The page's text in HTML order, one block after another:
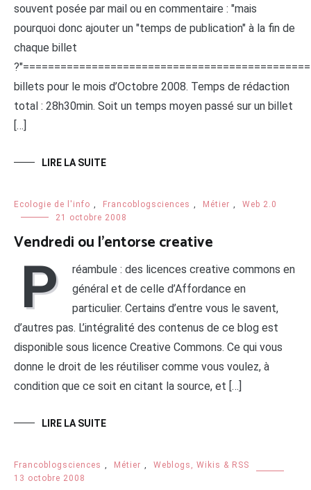
souvent posée par mail ou en commentaire : "mais
pourquoi donc ajouter un "temps de publication" à la fin de
chaque billet
billets pour le mois d’Octobre 2008. Temps de rédaction
total : 28h30min. Soit un temps moyen passé sur un billet
[…]
LIRE LA SUITE
Ecologie de l'info Francoblogsciences Métier
Web 2.0
21 octobre 2008
Vendredi ou l’entorse creative
P
réambule : des licences creative commons en
général et de celle d’Affordance en
particulier. Certains d’entre vous le savent,
d’autres pas. L’intégralité des contenus de ce blog est
disponible sous licence Creative Commons. Ce qui vous
donne le droit de les réutiliser comme vous voulez, à
condition que ce soit en citant la source, et […]
LIRE LA SUITE
Francoblogsciences Métier
Weblogs, Wikis & RSS
13 octobre 2008